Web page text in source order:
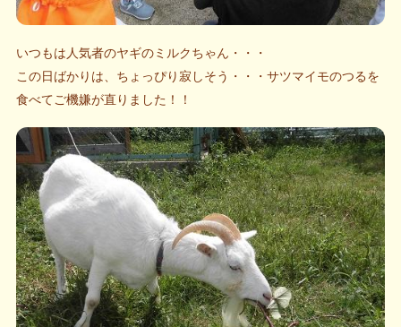
いつもは人気者のヤギのミルクちゃん・・・
この日ばかりは、ちょっぴり寂しそう・・・サツマイモのつるを
食べてご機嫌が直りました！！